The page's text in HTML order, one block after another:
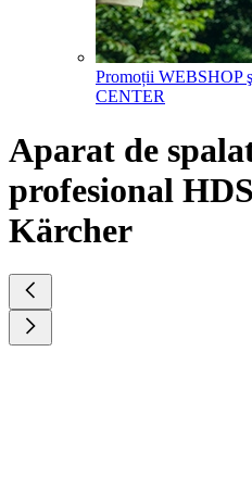
Promoții WEBSHOP
CENTER
Aparat de
profesional
Kärcher